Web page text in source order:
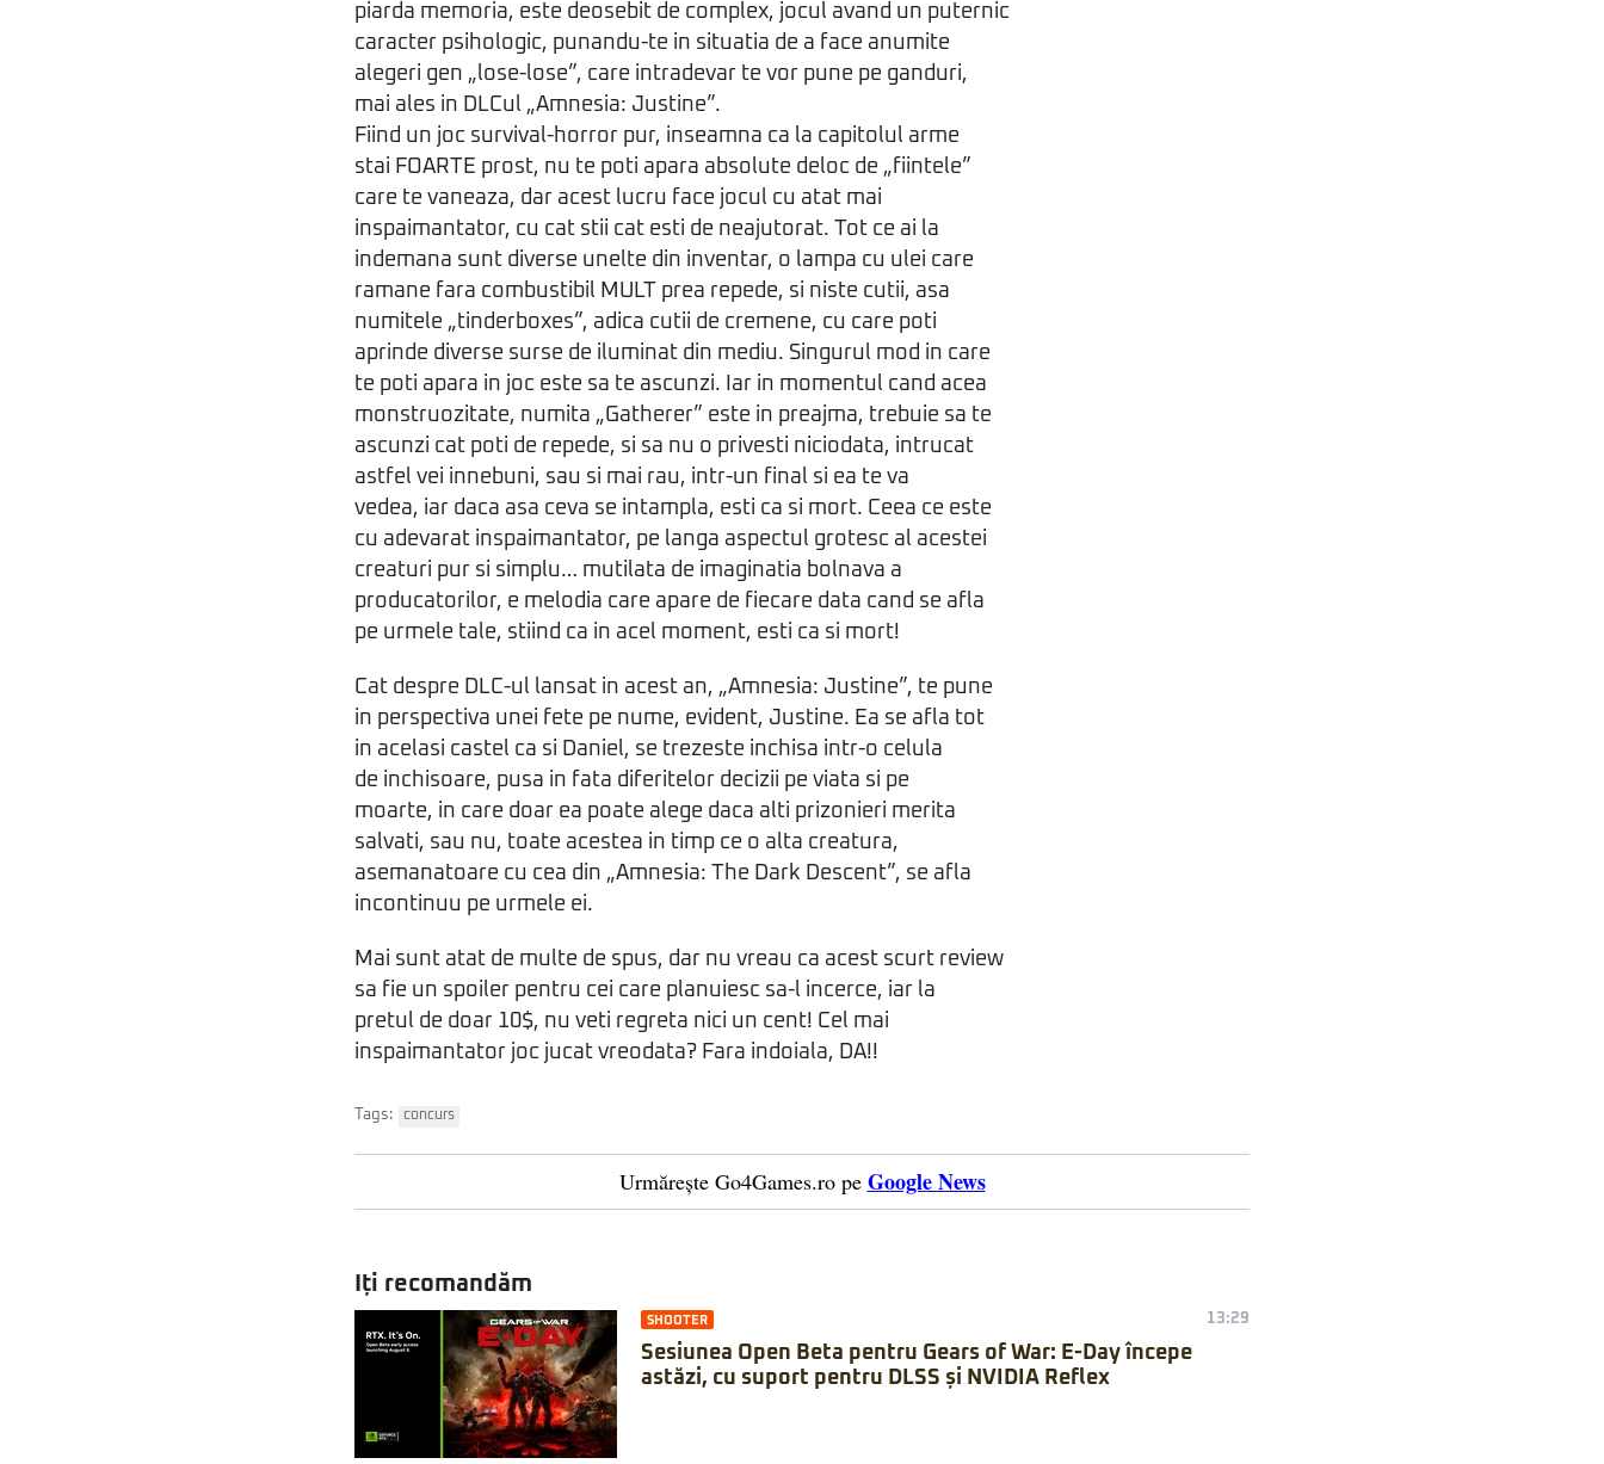
piarda memoria, este deosebit de complex, jocul avand un puternic
caracter psihologic, punandu-te in situatia de a face anumite
alegeri gen „lose-lose”, care intradevar te vor pune pe ganduri,
mai ales in DLCul „Amnesia: Justine”.
Fiind un joc survival-horror pur, inseamna ca la capitolul arme
stai FOARTE prost, nu te poti apara absolute deloc de „fiintele”
care te vaneaza, dar acest lucru face jocul cu atat mai
inspaimantator, cu cat stii cat esti de neajutorat. Tot ce ai la
indemana sunt diverse unelte din inventar, o lampa cu ulei care
ramane fara combustibil MULT prea repede, si niste cutii, asa
numitele „tinderboxes”, adica cutii de cremene, cu care poti
aprinde diverse surse de iluminat din mediu. Singurul mod in care
te poti apara in joc este sa te ascunzi. Iar in momentul cand acea
monstruozitate, numita „Gatherer” este in preajma, trebuie sa te
ascunzi cat poti de repede, si sa nu o privesti niciodata, intrucat
astfel vei innebuni, sau si mai rau, intr-un final si ea te va
vedea, iar daca asa ceva se intampla, esti ca si mort. Ceea ce este
cu adevarat inspaimantator, pe langa aspectul grotesc al acestei
creaturi pur si simplu… mutilata de imaginatia bolnava a
producatorilor, e melodia care apare de fiecare data cand se afla
pe urmele tale, stiind ca in acel moment, esti ca si mort!
Cat despre DLC-ul lansat in acest an, „Amnesia: Justine”, te pune
in perspectiva unei fete pe nume, evident, Justine. Ea se afla tot
in acelasi castel ca si Daniel, se trezeste inchisa intr-o celula
de inchisoare, pusa in fata diferitelor decizii pe viata si pe
moarte, in care doar ea poate alege daca alti prizonieri merita
salvati, sau nu, toate acestea in timp ce o alta creatura,
asemanatoare cu cea din „Amnesia: The Dark Descent”, se afla
incontinuu pe urmele ei.
Mai sunt atat de multe de spus, dar nu vreau ca acest scurt review
sa fie un spoiler pentru cei care planuiesc sa-l incerce, iar la
pretul de doar 10$, nu veti regreta nici un cent! Cel mai
inspaimantator joc jucat vreodata? Fara indoiala, DA!!
Tags: concurs
Urmărește Go4Games.ro pe Google News
Iți recomandăm
SHOOTER 13:29
Sesiunea Open Beta pentru Gears of War: E-Day începe
astăzi, cu suport pentru DLSS și NVIDIA Reflex